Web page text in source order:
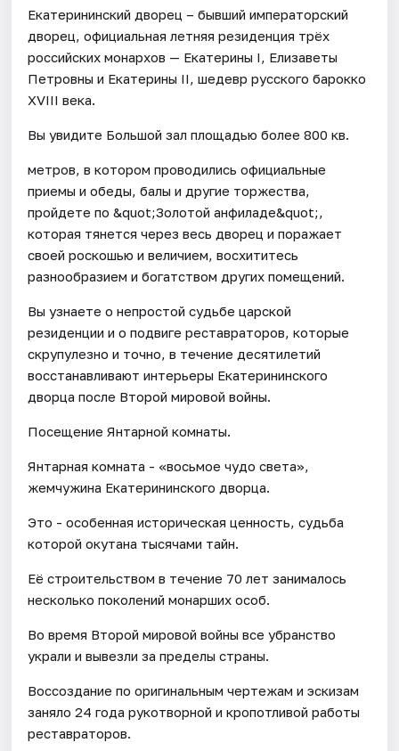
Екатерининский дворец – бывший императорский
дворец, официальная летняя резиденция трёх
российских монархов — Екатерины I, Елизаветы
Петровны и Екатерины II, шедевр русского барокко
XVIII века.
Вы увидите Большой зал площадью более 800 кв.
метров, в котором проводились официальные
приемы и обеды, балы и другие торжества,
пройдете по &quot;Золотой анфиладе&quot;,
которая тянется через весь дворец и поражает
своей роскошью и величием, восхититесь
разнообразием и богатством других помещений.
Вы узнаете о непростой судьбе царской
резиденции и о подвиге реставраторов, которые
скрупулезно и точно, в течение десятилетий
восстанавливают интерьеры Екатерининского
дворца после Второй мировой войны.
Посещение Янтарной комнаты.
Янтарная комната - «восьмое чудо света»,
жемчужина Екатерининского дворца.
Это - особенная историческая ценность, судьба
которой окутана тысячами тайн.
Её строительством в течение 70 лет занималось
несколько поколений монарших особ.
Во время Второй мировой войны все убранство
украли и вывезли за пределы страны.
Воссоздание по оригинальным чертежам и эскизам
заняло 24 года рукотворной и кропотливой работы
реставраторов.